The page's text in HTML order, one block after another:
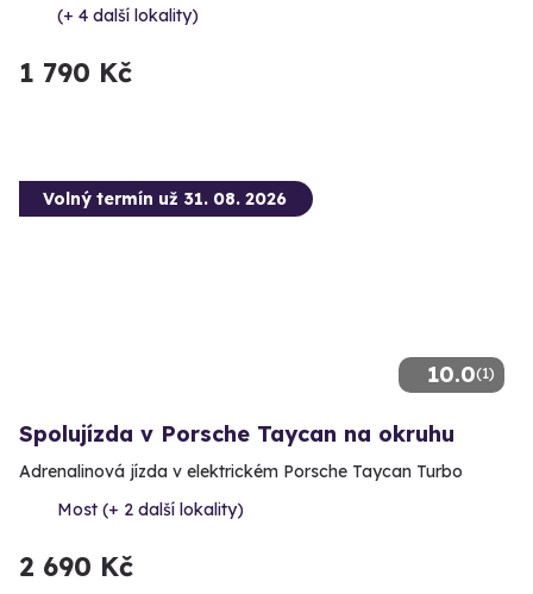
(+ 4 další lokality)
1 790 Kč
10.0(1)
Volný termín už 31. 08. 2026
Spolujízda v Porsche Taycan na okruhu
Adrenalinová jízda v elektrickém Porsche Taycan Turbo
Most (+ 2 další lokality)
2 690 Kč